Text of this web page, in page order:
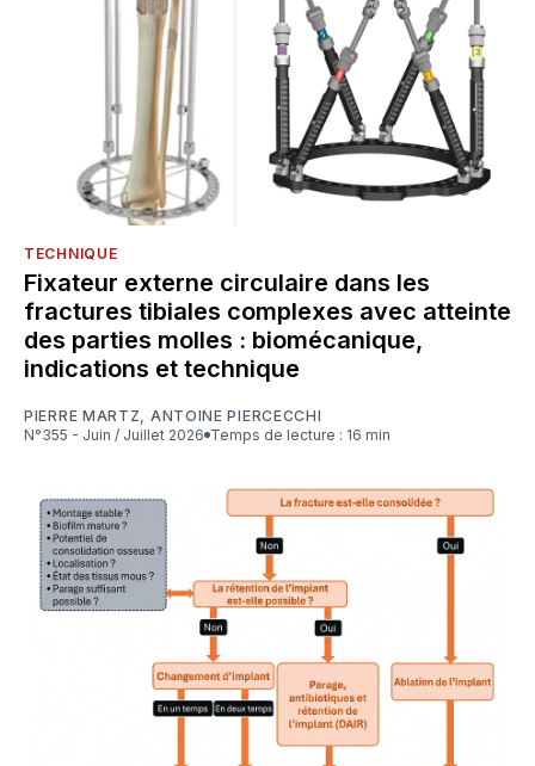
TECHNIQUE
Fixateur externe circulaire dans les
fractures tibiales complexes avec atteinte
des parties molles : biomécanique,
indications et technique
PIERRE MARTZ
ANTOINE PIERCECCHI
N°355 - Juin / Juillet 2026
Temps de lecture : 16 min